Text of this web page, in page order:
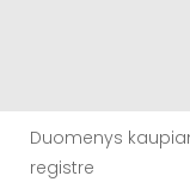
Duomenys
registre